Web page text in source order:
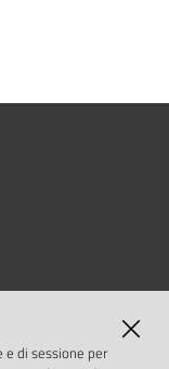
di sessione per